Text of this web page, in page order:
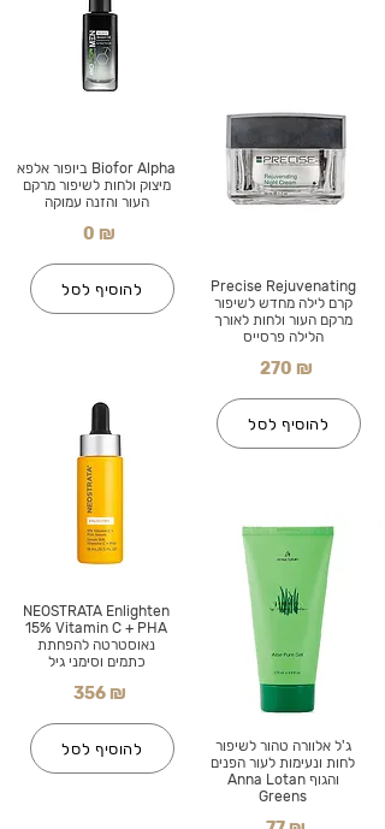
Biofor Alpha ביופור אלפא
מיצוק ולחות לשיפור מרקם
העור והזנה עמוקה
0 ₪
להוסיף לסל
NEOSTRATA Enlighten
15% Vitamin C + PHA
נאוסטרטה להפחתת
כתמים וסימני גיל
356 ₪
להוסיף לסל
Precise Rejuvenating
קרם לילה מחדש לשיפור
מרקם העור ולחות לאורך
הלילה פרסייס
270 ₪
להוסיף לסל
ג'ל אלוורה טהור לשיפור
לחות ונעימות לעור הפנים
והגוף Anna Lotan
Greens